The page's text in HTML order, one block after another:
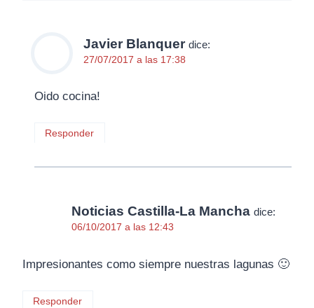
Javier Blanquer dice:
27/07/2017 a las 17:38
Oido cocina!
Responder
Noticias Castilla-La Mancha dice:
06/10/2017 a las 12:43
Impresionantes como siempre nuestras lagunas 🙂
Responder